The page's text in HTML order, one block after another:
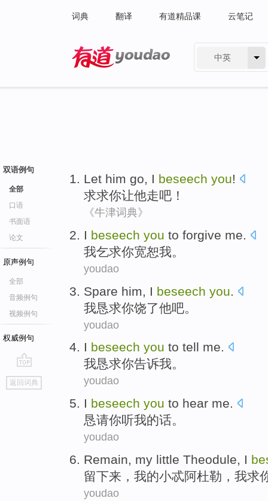
词典 翻译 有道精品课 云笔记
中英
双语例句
全部
口语
书面语
论文
原声例句
全部
音频例句
视频例句
权威例句
go
top
返回词典
Let him go, I beseech you!
求求你让他走吧！
《牛津词典》
I beseech you to forgive me.
我乞求你宽恕我。
youdao
Spare him I beseech you
我恳求你饶了他吧。
youdao
I beseech you to tell me.
我恳求你告诉我。
youdao
I beseech you to hear me.
恳请你听我的话。
youdao
Remain, my little Theodule, I
留下来 ， 我的小忒阿杜勒 ， 我求
youdao